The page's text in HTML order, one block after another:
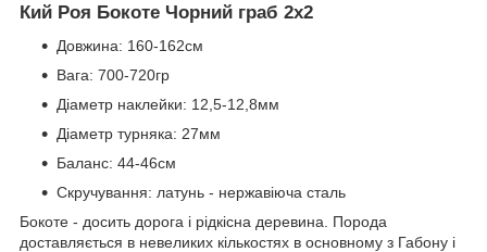
Кий Роя Бокоте Чорний граб 2х2
Довжина: 160-162см
Вага: 700-720гр
Діаметр наклейки: 12,5-12,8мм
Діаметр турняка: 27мм
Баланс: 44-46см
Скручування: латунь - нержавіюча сталь
Бокоте - досить дорога і рідкісна деревина. Порода
доставляється в невеликих кількостях в основному з Габону і